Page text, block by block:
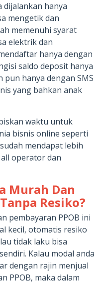
dijalankan hanya
mengetik dan
memenuhi syarat
elektrik dan
hanya dengan
saldo deposit hanya
pun hanya dengan SMS
yang bahkan anak
waktu untuk
bisnis online seperti
mendapat lebih
operator dan
Murah Dan
Resiko?
pembayaran PPOB ini
kecil, otomatis resiko
tidak laku bisa
Kalau modal anda
dengan rajin menjual
PPOB, maka dalam